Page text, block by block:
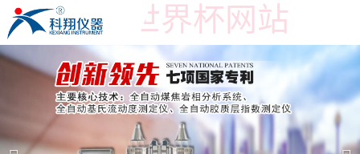
在线购买世界杯网站
在线购买世界杯网站
产品展示 ＞
焦炭高温性能检测系统
公司简介